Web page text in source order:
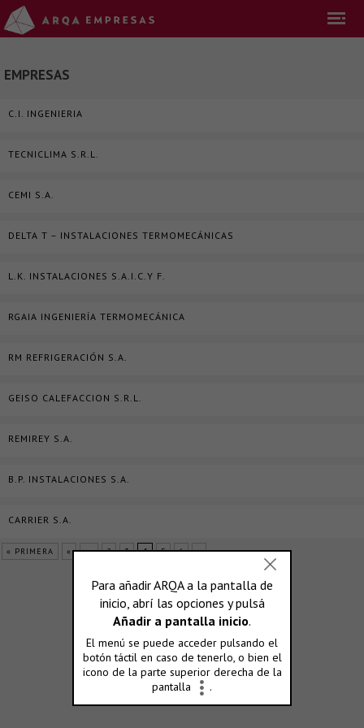
EMPRESAS
C.I. INGENIERIA
TECNICLIMA S.R.L.
CEMI S.A.
DELTA T – INSTALACIONES TERMOMECÁNICAS
L.K. INSTALACIONES S.A.I.C.Y F.
RGAIA INGENIERÍA TERMOMECÁNICA
RM REFRIGERACIÓN S.A.
GEISO CALEFACCION S.R.L.
REMIREY S.A.
B.P. INSTALACIONES S.A.
CARRIER S.A.
« PRIMERA « ... 2 3 4 5 6 »